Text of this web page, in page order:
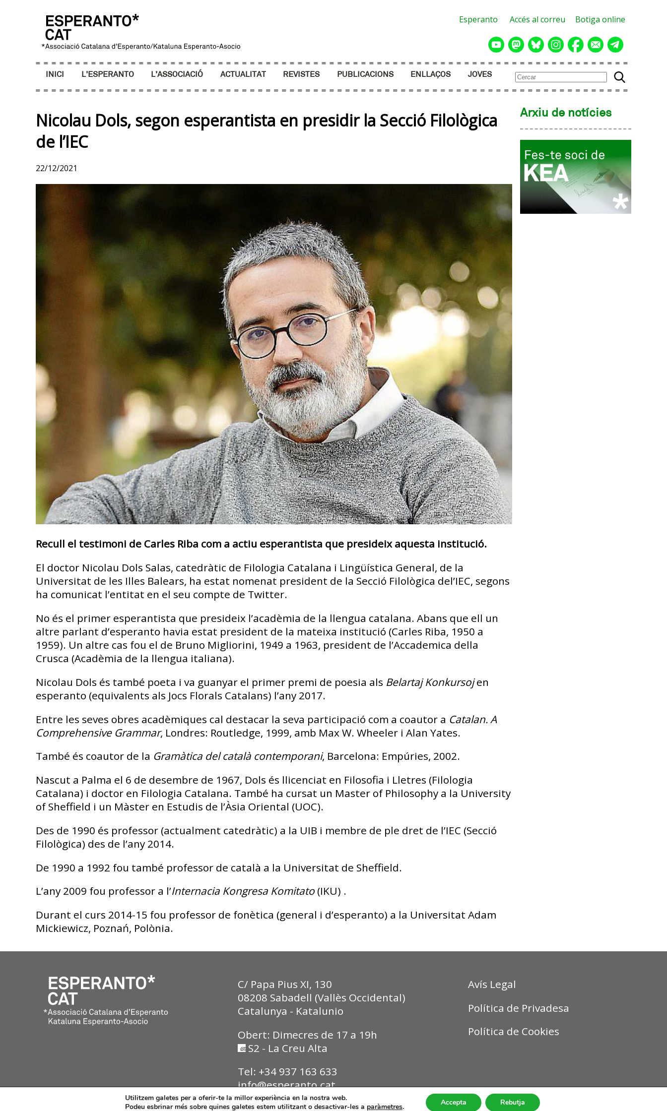
Esperanto Accés al correu Botiga online
INICI L’ESPERANTO L’ASSOCIACIÓ ACTUALITAT REVISTES PUBLICACIONS ENLLAÇOS JOVES
Nicolau Dols, segon esperantista en presidir la Secció Filològica
de l’IEC
22/12/2021
Recull el testimoni de Carles Riba com a actiu esperantista que presideix aquesta institució.
El doctor Nicolau Dols Salas, catedràtic de Filologia Catalana i Lingüística General, de la
Universitat de les Illes Balears, ha estat nomenat president de la Secció Filològica del’IEC, segons
ha comunicat l’entitat en el seu compte de Twitter.
No és el primer esperantista que presideix l’acadèmia de la llengua catalana. Abans que ell un
altre parlant d’esperanto havia estat president de la mateixa institució (Carles Riba, 1950 a
1959). Un altre cas fou el de Bruno Migliorini, 1949 a 1963, president de l’Accademica della
Crusca (Acadèmia de la llengua italiana).
Nicolau Dols és també poeta i va guanyar el primer premi de poesia als Belartaj Konkursojen
esperanto (equivalents als Jocs Florals Catalans) l’any 2017.
Entre les seves obres acadèmiques cal destacar la seva participació com a coautor a Catalan. A
Comprehensive Grammar, Londres: Routledge, 1999, amb Max W. Wheeler i Alan Yates.
També és coautor de la Gramàtica del català contemporani, Barcelona: Empúries, 2002.
Nascut a Palma el 6 de desembre de 1967, Dols és llicenciat en Filosofia i Lletres (Filologia
Catalana) i doctor en Filologia Catalana. També ha cursat un Master of Philosophy a la University
of Sheffield i un Màster en Estudis de l’Àsia Oriental (UOC).
Des de 1990 és professor (actualment catedràtic) a la UIB i membre de ple dret de l’IEC (Secció
Filològica) des de l’any 2014.
De 1990 a 1992 fou també professor de català a la Universitat de Sheffield.
L’any 2009 fou professor a l’Internacia Kongresa Komitato (IKU) .
Durant el curs 2014-15 fou professor de fonètica (general i d’esperanto) a la Universitat Adam
Mickiewicz, Poznań, Polònia.
Arxiu de notícies
C/ Papa Pius XI, 130
08208 Sabadell (Vallès Occidental)
Catalunya - Katalunio
Obert: Dimecres de 17 a 19h
S2 - La Creu Alta
Tel: +34 937 163 633
info@esperanto.cat
Avís Legal
Política de Privadesa
Política de Cookies
Utilitzem galetes per a oferir-te la millor experiència en la nostra web.
Podeu esbrinar més sobre quines galetes estem utilitzant o desactivar-les a paràmetres. Accepta Rebutja